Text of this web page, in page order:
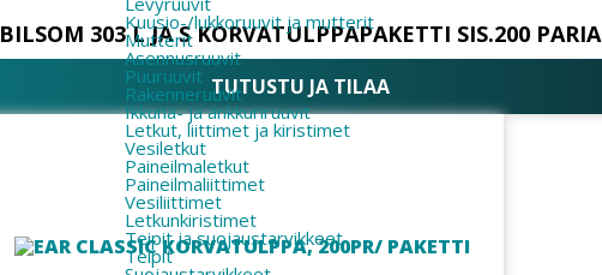
Kuusio-/lukkoruuvit ja mutterit
Mutterit
Asennusruuvit
Puuruuvit
Rakenneruuvit
Ikkuna- ja ankkuriruuvit
Letkut, liittimet ja kiristimet
Vesiletkut
Paineilmaletkut
Paineilmaliittimet
Vesiliittimet
Letkunkiristimet
Teipit ja suojaustarvikkeet
Teipit
BILSOM 303 L JA S KORVATULPPAPAKETTI SIS.200 PARIA
TUTUSTU JA TILAA